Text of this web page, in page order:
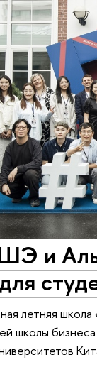
и
летняя
школы